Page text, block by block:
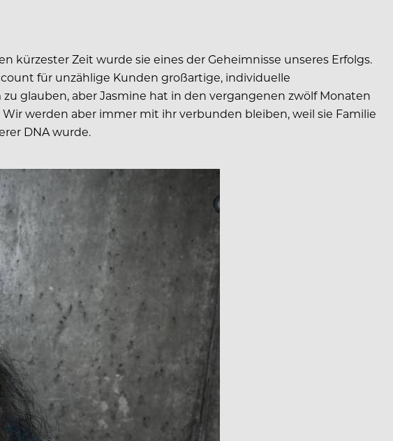
kürzester Zeit wurde sie eines der Geheimnisse unseres Erfolgs.
für unzählige Kunden großartige, individuelle
glauben, aber Jasmine hat in den vergangenen zwölf Monaten
werden aber immer mit ihr verbunden bleiben, weil sie Familie
DNA wurde.